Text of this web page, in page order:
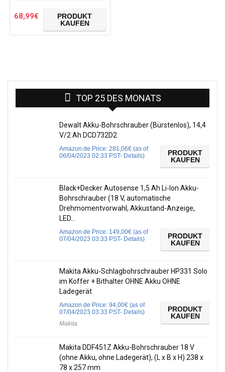
68,99€
PRODUKT
KAUFEN
TOP 25 DES MONATS
Dewalt Akku-Bohrschrauber (Bürstenlos), 14,4
V/2 Ah DCD732D2
Amazon.de Price: 281,06€ (as of
06/04/2023 02:33 PST- Details)
PRODUKT
KAUFEN
Black+Decker Autosense 1,5 Ah Li-Ion Akku-
Bohrschrauber (18 V, automatische
Drehmomentvorwahl, Akkustand-Anzeige,
LED…
Amazon.de Price: 149,00€ (as of
07/04/2023 03:33 PST- Details)
PRODUKT
KAUFEN
Makita Akku-Schlagbohrschrauber HP331 Solo
im Koffer + Bithalter OHNE Akku OHNE
Ladegerät
Amazon.de Price: 94,00€ (as of
07/04/2023 03:33 PST- Details)
Makita
PRODUKT
KAUFEN
Makita DDF451Z Akku-Bohrschrauber 18 V
(ohne Akku, ohne Ladegerät), (L x B x H) 238 x
78 x 257 mm